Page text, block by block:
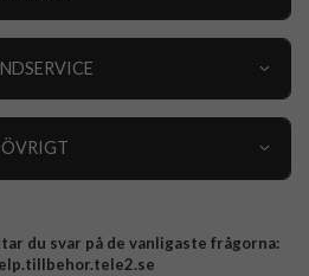
ÖVRIGT
du svar på de vanligaste frågorna: